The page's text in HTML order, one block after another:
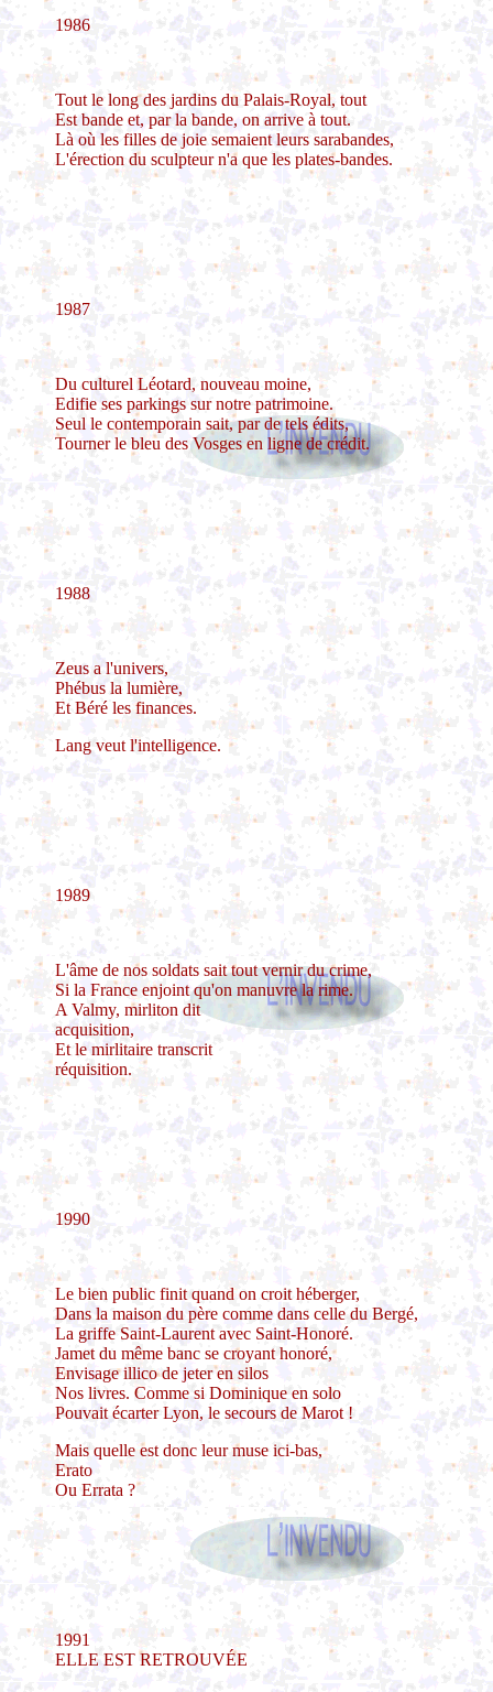
1986
Tout le long des jardins du Palais-Royal, tout
Est bande et, par la bande, on arrive à tout.
Là où les filles de joie semaient leurs sarabandes,
L'érection du sculpteur n'a que les plates-bandes.
1987
Du culturel Léotard, nouveau moine,
Edifie ses parkings sur notre patrimoine.
Seul le contemporain sait, par de tels édits,
Tourner le bleu des Vosges en ligne de crédit.
1988
Zeus a l'univers,
Phébus la lumière,
Et Béré les finances.
Lang veut l'intelligence.
1989
L'âme de nos soldats sait tout vernir du crime,
Si la France enjoint qu'on manuvre la rime.
A Valmy, mirliton dit
acquisition,
Et le mirlitaire transcrit
réquisition.
1990
Le bien public finit quand on croit héberger,
Dans la maison du père comme dans celle du Bergé,
La griffe Saint-Laurent avec Saint-Honoré.
Jamet du même banc se croyant honoré,
Envisage illico de jeter en silos
Nos livres. Comme si Dominique en solo
Pouvait écarter Lyon, le secours de Marot !
Mais quelle est donc leur muse ici-bas,
Erato
Ou Errata ?
1991
ELLE EST RETROUVÉE